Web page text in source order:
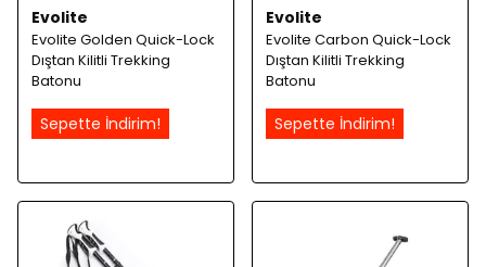
Evolite
Evolite Golden Quick-Lock
Dıştan Kilitli Trekking
Batonu
Sepette İndirim!
Evolite
Evolite Carbon Quick-Lock
Dıştan Kilitli Trekking
Batonu
Sepette İndirim!